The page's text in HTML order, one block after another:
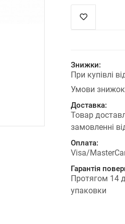
Знижки:
При купівлі
Умови знижок
Доставка:
Товар
замовленні
Оплата:
Visa/
Гарантія
Протягом 14
упаковки